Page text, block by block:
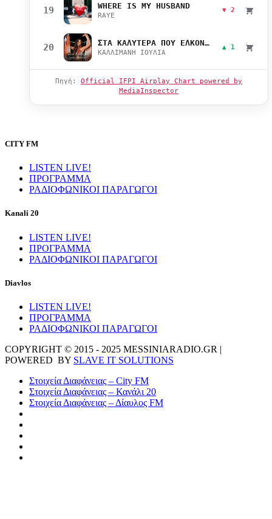
19 WHERE IS MY HUSBAND
RAYE
▼ 2
20 ΣΤΑ ΚΑΛΥΤΕΡΑ ΠΟΥ ΕΛΚΟΝΤΑΙ
ΚΑΛΛΙΜΑΝΗ ΙΟΥΛΙΑ
▲ 1
Πηγή: Official IFPI Airplay Chart powered by
MediaInspector
CITY FM
LISTEN LIVE!
ΠΡΟΓΡΑΜΜΑ
ΡΑΔΙΟΦΩΝΙΚΟΙ ΠΑΡΑΓΩΓΟΙ
Kanali 20
LISTEN LIVE!
ΠΡΟΓΡΑΜΜΑ
ΡΑΔΙΟΦΩΝΙΚΟΙ ΠΑΡΑΓΩΓΟΙ
Diavlos
LISTEN LIVE!
ΠΡΟΓΡΑΜΜΑ
ΡΑΔΙΟΦΩΝΙΚΟΙ ΠΑΡΑΓΩΓΟΙ
COPYRIGHT © 2015 - 2025 MESSINIARADIO.GR |
POWERED BY SLAVE IT SOLUTIONS
Στοιχεία Διαφάνειας – City FM
Στοιχεία Διαφάνειας – Κανάλι 20
Στοιχεία Διαφάνειας – Δίαυλος FM